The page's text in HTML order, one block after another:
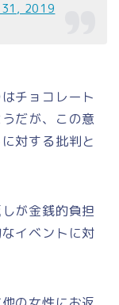
2019
チョコレート
だが、この意
対する批判と
が金銭的負担
イベントに対